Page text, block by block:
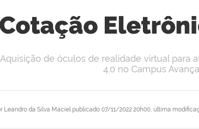
Cotação
Leandro da Silva Maciel publicado 07/11/2022 20h00, última
Aquisição de óculos de realidade virtual para
4.0 no Campus